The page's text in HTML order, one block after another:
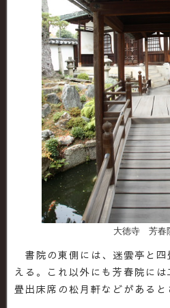
大徳寺 芳春
書院の東側には、迷雲亭と四
える。これ以外にも芳春院に
畳出床席の松月軒などがあると